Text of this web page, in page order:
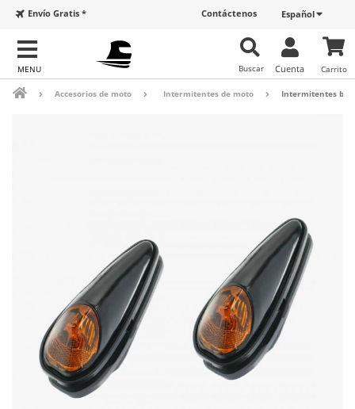
Español
Contáctenos
Envío Gratis *
Carrito
Cuenta
Buscar
Accesorios de moto Intermitentes de moto Intermitentes